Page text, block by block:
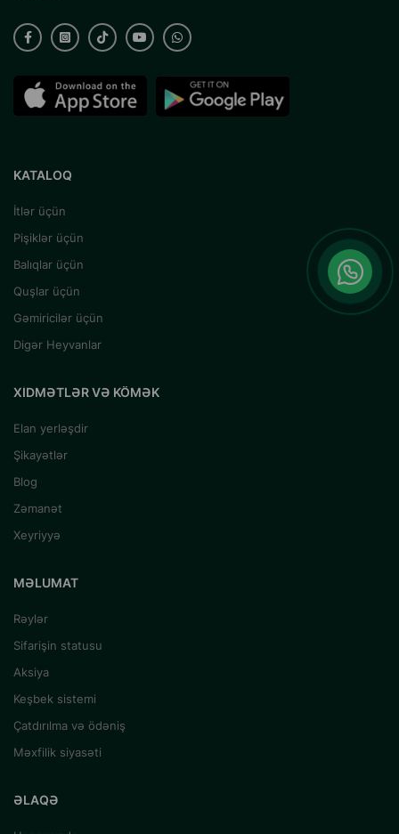
KATALOQ
İtlər üçün
Pişiklər üçün
Balıqlar üçün
Quşlar üçün
Gəmiricilər üçün
Digər Heyvanlar
XIDMƏTLƏR VƏ KÖMƏK
Elan yerləşdir
Şikayətlər
Blog
Zəmanət
Xeyriyyə
MƏLUMAT
Rəylər
Sifarişin statusu
Aksiya
Keşbek sistemi
Çatdırılma və ödəniş
Məxfilik siyasəti
ƏLAQƏ